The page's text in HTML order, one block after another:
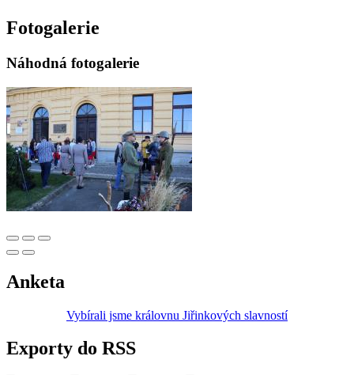
Fotogalerie
Náhodná fotogalerie
Anketa
Vybírali jsme královnu Jiřinkových slavností
Exporty do RSS